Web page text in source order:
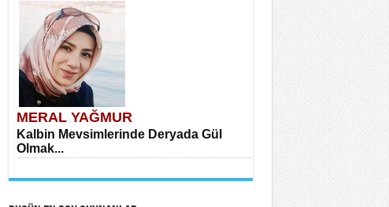
MERAL YAĞMUR
Kalbin Mevsimlerinde Deryada Gül
Olmak...